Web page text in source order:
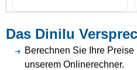
Das Dinilu
Berechnen Sie Ihre
unserem Onlinerechner.